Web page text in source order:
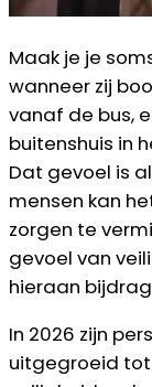
Maak je je
wanneer zij
vanaf de bus,
buitenshuis in
Dat gevoel is
mensen kan
zorgen te
gevoel van
hieraan
In 2026 zijn
uitgegroeid